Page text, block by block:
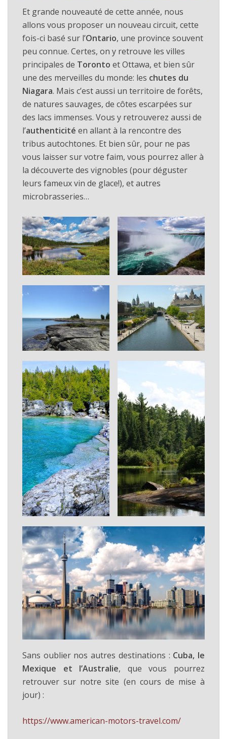
Et grande nouveauté de cette année, nous
allons vous proposer un nouveau circuit, cette
fois-ci basé sur l’Ontario, une province souvent
peu connue. Certes, on y retrouve les villes
principales de Toronto et Ottawa, et bien sûr
une des merveilles du monde: les chutes du
Niagara. Mais c’est aussi un territoire de forêts,
de natures sauvages, de côtes escarpées sur
des lacs immenses. Vous y retrouverez aussi de
l’authenticité en allant à la rencontre des
tribus autochtones. Et bien sûr, pour ne pas
vous laisser sur votre faim, vous pourrez aller à
la découverte des vignobles (pour déguster
leurs fameux vin de glace!), et autres
microbrasseries…
Sans oublier nos autres destinations : Cuba, le
Mexique et l’Australie, que vous pourrez
retrouver sur notre site (en cours de mise à
jour) :
https://www.american-motors-travel.com/